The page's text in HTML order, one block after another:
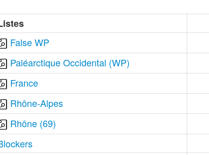
False WP
Paléarctique Occidental (WP)
France
Rhône-Alpes
Rhône (69)